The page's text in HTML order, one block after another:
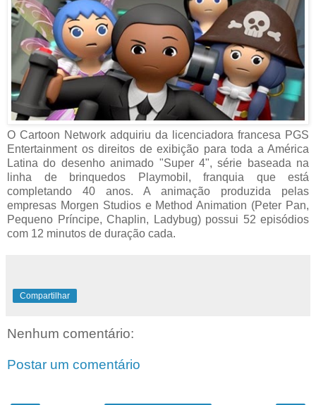
O Cartoon Network adquiriu da licenciadora francesa PGS
Entertainment os direitos de exibição para toda a América
Latina do desenho animado "Super 4", série baseada na
linha de brinquedos Playmobil, franquia que está
completando 40 anos. A animação produzida pelas
empresas Morgen Studios e Method Animation (Peter Pan,
Pequeno Príncipe, Chaplin, Ladybug) possui 52 episódios
com 12 minutos de duração cada.
Compartilhar
Nenhum comentário:
Postar um comentário